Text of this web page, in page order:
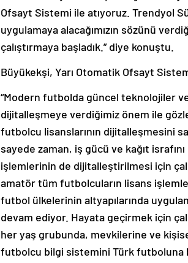
Ofsayt Sistemi ile atıyoruz. Trendyol
uygulamaya alacağımızın sözünü
çalıştırmaya başladık.” diye konuştu.
Büyükekşi, Yarı Otomatik Ofsayt
“Modern futbolda güncel teknolojiler
dijitalleşmeye verdiğimiz önem ile
futbolcu lisanslarının dijitalleşmesini
sayede zaman, iş gücü ve kağıt
işlemlerinin de dijitalleştirilmesi için
amatör tüm futbolcuların lisans
futbol ülkelerinin altyapılarında
devam ediyor. Hayata geçirmek için
her yaş grubunda, mevkilerine ve
futbolcu bilgi sistemini Türk futboluna